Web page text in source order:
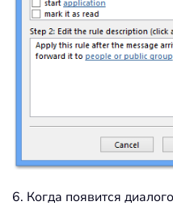
6. Когда появится